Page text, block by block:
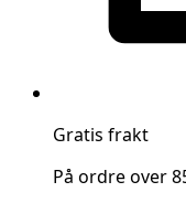
Gratis frakt
På ordre over